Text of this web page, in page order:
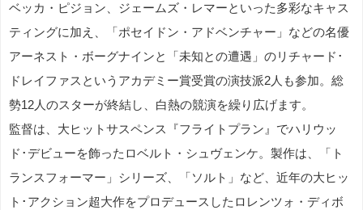
ベッカ・ピジョン、ジェームズ・レマーといった多彩なキャス
ティングに加え、「ポセイドン・アドベンチャー」などの名優
アーネスト・ボーグナインと「未知との遭遇」のリチャード･
ドレイファスというアカデミー賞受賞の演技派2人も参加。総
勢12人のスターが終結し、白熱の競演を繰り広げます。
監督は、大ヒットサスペンス『フライトプラン』でハリウッ
ド･デビューを飾ったロベルト・シュヴェンケ。製作は、「ト
ランスフォーマー」シリーズ、「ソルト」など、近年の大ヒッ
ト･アクション超大作をプロデュースしたロレンツォ・ディボ